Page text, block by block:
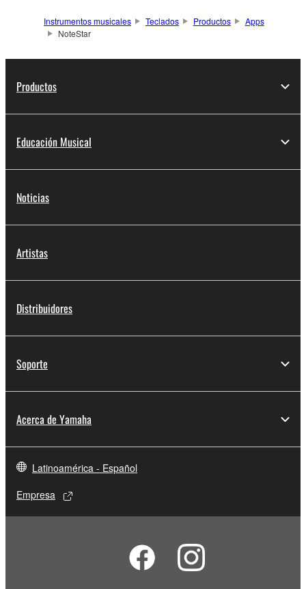
Instrumentos musicales Teclados Productos
Apps
NoteStar
Productos
Educación Musical
Noticias
Artistas
Distribuidores
Soporte
Acerca de Yamaha
Latinoamérica - Español
Empresa